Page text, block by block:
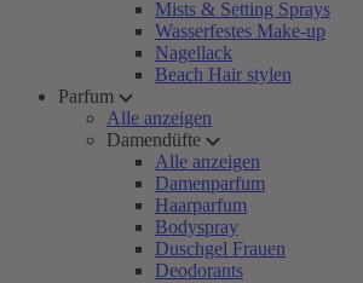
Mists & Setting Sprays
Wasserfestes Make-up
Nagellack
Beach Hair stylen
Parfum
Alle anzeigen
Damendüfte
Alle anzeigen
Damenparfum
Haarparfum
Bodyspray
Duschgel Frauen
Deodorants